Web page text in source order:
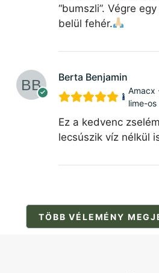
“bumszli”. Végre
belül fehér.
Berta Benjamin
Amacx
lime-
Ez a kedvenc
lecsúszik víz nélkül
TÖBB VÉLEMÉNY